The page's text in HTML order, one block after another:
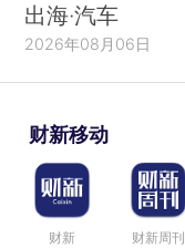
出海·汽车
2026年08月06日
财新移动
财新 财新周刊